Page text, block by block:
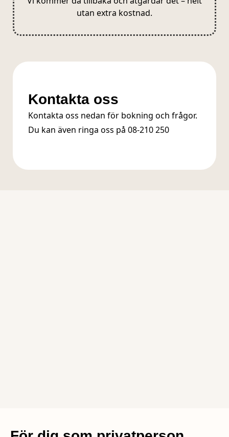
utan extra kostnad.
Kontakta oss
Kontakta oss nedan för bokning och frågor.
Du kan även ringa oss på 08-210 250